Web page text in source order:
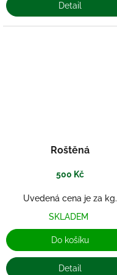
Detail
Roštěná
500 Kč
Uvedená cena je za kg.
SKLADEM
Do košíku
Detail